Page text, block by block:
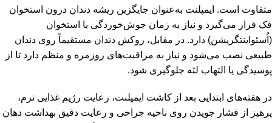
متفاوت است. ایمپلنت به‌عنوان جایگزین ریشه دندان درون استخوان
فک قرار می‌گیرد و نیاز به زمان جوش‌خوردگی با استخوان
(اُسئواینتگریشن) دارد. در مقابل، روکش دندان مستقیماً روی دندان
طبیعی نصب می‌شود و نیاز به مراقبت‌های روزمره و منظم دارد تا از
پوسیدگی یا التهاب لثه جلوگیری شود.
در هفته‌های ابتدایی بعد از کاشت ایمپلنت، رعایت رژیم غذایی نرم،
پرهیز از فشار جویدن روی ناحیه جراحی و رعایت دقیق بهداشت دهان